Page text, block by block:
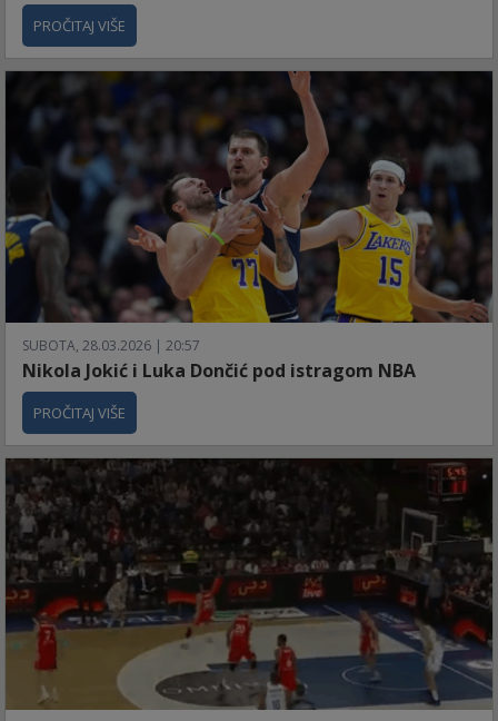
PROČITAJ VIŠE
SUBOTA, 28.03.2026 | 20:57
Nikola Jokić i Luka Dončić pod istragom NBA
PROČITAJ VIŠE